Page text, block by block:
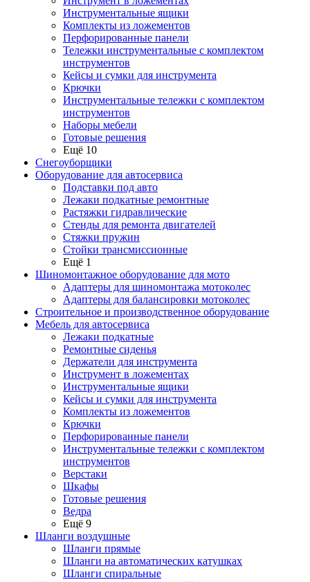
Инструментальные ящики
Комплекты из ложементов
Перфорированные панели
Тележки инструментальные с комплектом
инструментов
Кейсы и сумки для инструмента
Крючки
Инструментальные тележки с комплектом
инструментов
Наборы мебели
Готовые решения
Ещё 10
Снегоуборщики
Оборудование для автосервиса
Подставки под авто
Лежаки подкатные ремонтные
Растяжки гидравлические
Стенды для ремонта двигателей
Стяжки пружин
Стойки трансмиссионные
Ещё 1
Шиномонтажное оборудование для мото
Адаптеры для шиномонтажа мотоколес
Адаптеры для балансировки мотоколес
Строительное и производственное оборудование
Мебель для автосервиса
Лежаки подкатные
Ремонтные сиденья
Держатели для инструмента
Инструмент в ложементах
Инструментальные ящики
Кейсы и сумки для инструмента
Комплекты из ложементов
Крючки
Перфорированные панели
Инструментальные тележки с комплектом
инструментов
Верстаки
Шкафы
Готовые решения
Ведра
Ещё 9
Шланги воздушные
Шланги прямые
Шланги на автоматических катушках
Шланги спиральные